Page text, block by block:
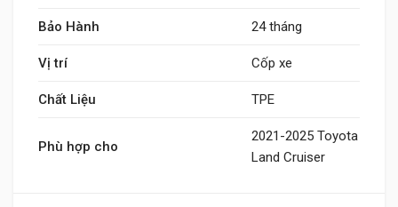
Bảo Hành 24 tháng
Vị trí Cốp xe
Chất Liệu TPE
Phù hợp cho
2021-2025 Toyota
Land Cruiser